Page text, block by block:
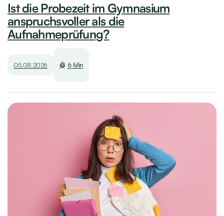
Ist die Probezeit im Gymnasium
anspruchsvoller als die
Aufnahmeprüfung?
05.08.2026 6 Min